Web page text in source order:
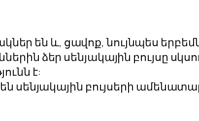
են և, ցավոք, նույնպես
ձեր սենյակային բույսը
է:
սենյակային բույսերի